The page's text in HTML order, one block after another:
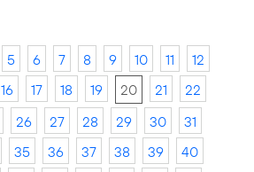
5 6 7 8 9 10 11
12
16 17 18 19 20 21
22
26 27 28 29 30
31
35 36 37 38 39
40